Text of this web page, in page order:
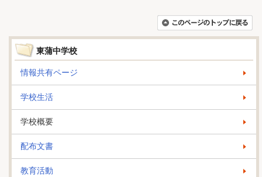
東蒲中学校
情報共有ページ
学校生活
学校概要
配布文書
教育活動